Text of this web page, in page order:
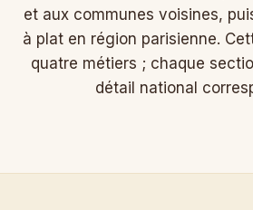
et aux communes voisines,
à plat en région parisienne.
quatre métiers ; chaque
détail national